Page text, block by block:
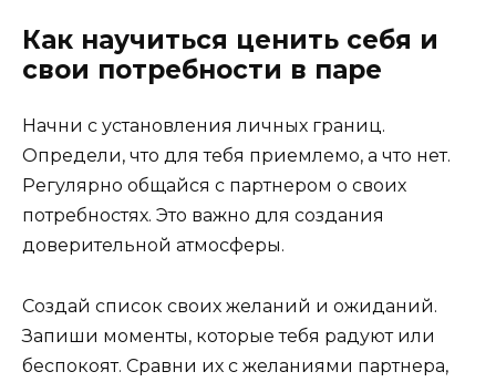
Как научиться ценить себя и
свои потребности в паре
Начни с установления личных границ.
Определи, что для тебя приемлемо, а что нет.
Регулярно общайся с партнером о своих
потребностях. Это важно для создания
доверительной атмосферы.
Создай список своих желаний и ожиданий.
Запиши моменты, которые тебя радуют или
беспокоят. Сравни их с желаниями партнера,